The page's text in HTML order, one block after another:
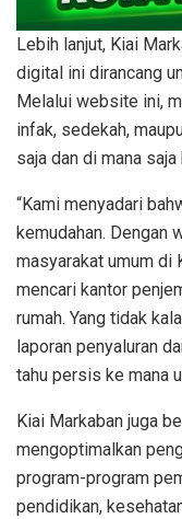
Lebih lanjut, Kiai
digital ini dirancang
Melalui website ini,
infak, sedekah,
saja dan di mana
“Kami menyadari
kemudahan. Dengan
masyarakat umum di
mencari kantor
rumah. Yang tidak
laporan penyaluran
tahu persis ke mana
Kiai Markaban juga
mengoptimalkan
program-program
pendidikan,